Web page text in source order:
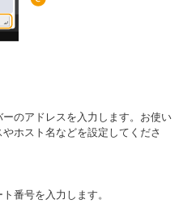
のアドレスを入力します。お使い
ホスト名などを設定してくださ
番号を入力します。